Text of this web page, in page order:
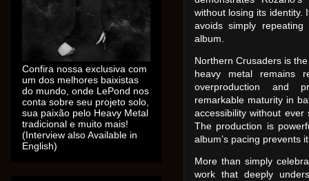
without losing its identity.
avoids simply
album.
Northern Crusaders is
heavy metal remains
overproduction and
remarkable maturity in
accessibility without ever
The production is
album’s pacing prevents
More than simply
work that deeply
Confira nossa exclusiva com
um dos melhores baixistas
do mundo, onde LePond nos
conta sobre seu projeto solo,
sua paixão pelo Heavy Metal
tradicional e muito mais!
(Interview also Available in
English)